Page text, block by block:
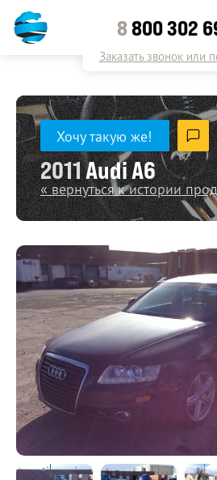
8800 302
Заказать звонок или
2011Audi A6
« вернуться к истории
Хочу такую же!